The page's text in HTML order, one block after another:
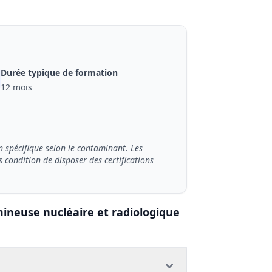
Durée typique de formation
12 mois
spécifique selon le contaminant. Les
condition de disposer des certifications
nucléaire et radiologique